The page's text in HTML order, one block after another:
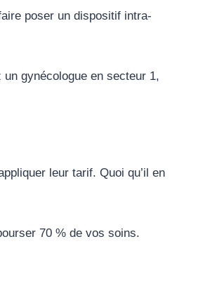
poser un dispositif intra-
gynécologue en secteur 1,
leur tarif. Quoi qu’il en
70 % de vos soins.